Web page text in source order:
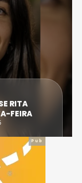
RITA
FEIRA
Pub